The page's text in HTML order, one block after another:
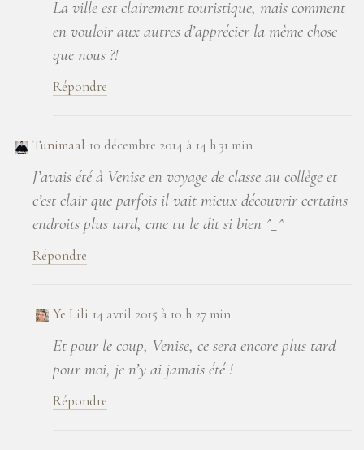
La ville est clairement touristique, mais comment
en vouloir aux autres d’apprécier la même chose
que nous ?!
Répondre
Tunimaal 10 décembre 2014 à 14 h 31 min
J’avais été à Venise en voyage de classe au collège et
c’est clair que parfois il vait mieux découvrir certains
endroits plus tard, cme tu le dit si bien ^_^
Répondre
Ye Lili 14 avril 2015 à 10 h 27 min
Et pour le coup, Venise, ce sera encore plus tard
pour moi, je n’y ai jamais été !
Répondre